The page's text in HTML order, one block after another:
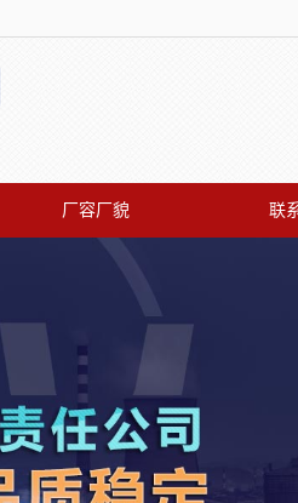
厂容厂貌 联